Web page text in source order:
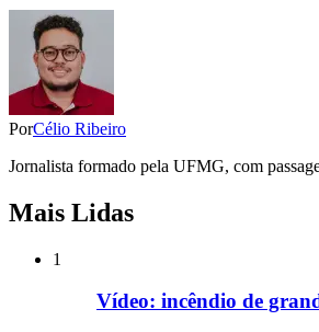
PorCélio Ribeiro
Jornalista formado pela UFMG, com
Mais Lidas
1
Vídeo: incêndio de